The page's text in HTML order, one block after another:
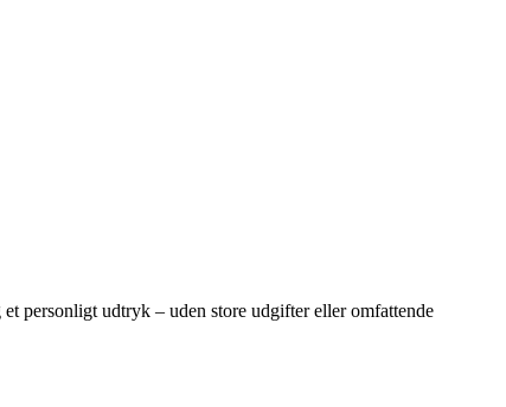
personligt udtryk – uden store udgifter eller omfattende